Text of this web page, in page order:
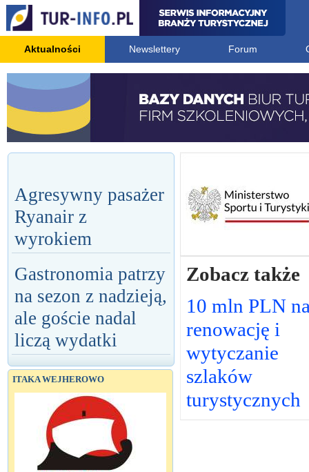
Aktualności Newslettery Forum
Agresywny pasażer
Ryanair z
wyrokiem
Gastronomia patrzy
na sezon z nadzieją,
ale goście nadal
liczą wydatki
ITAKA WEJHEROWO
Zobacz także
10 mln PLN
renowację i
wytyczanie
szlaków
turystycznych